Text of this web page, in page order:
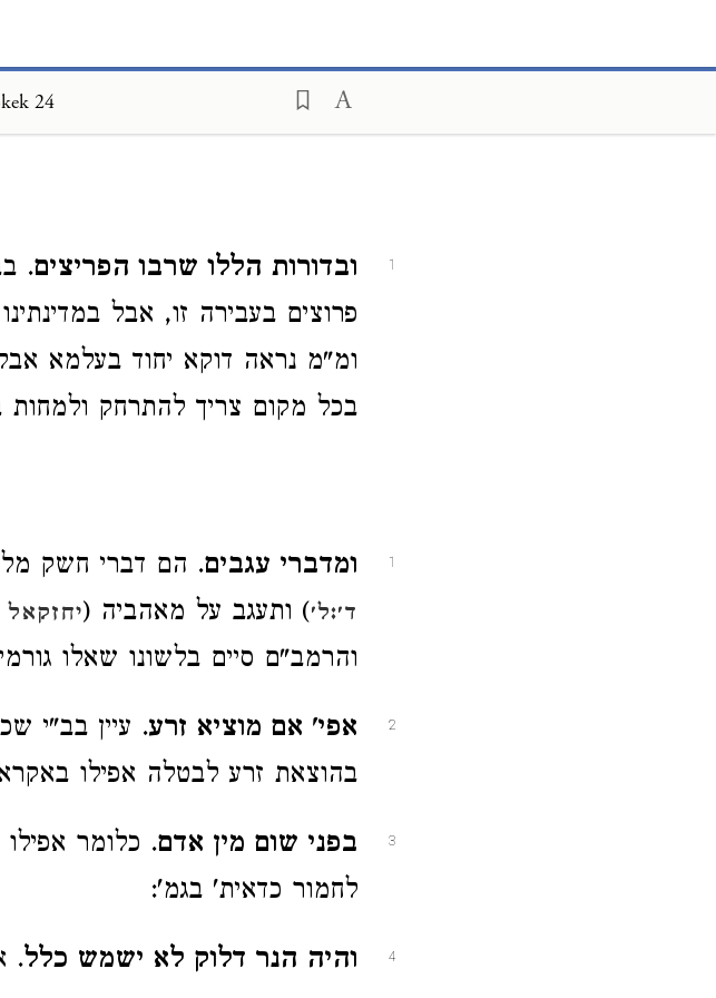
24
1 ובדורות הללו שרבו הפריצים.
פרוצים בעבירה זו, אבל
ומ"מ נראה דוקא יחוד בעלמא
בכל מקום צריך להתרחק ולמחות
1 ומדברי עגבים. הם דברי חשק
ד׳:ל׳) ותעגב על מאהביה (יחזקאל
והרמב"ם סיים בלשונו שאלו
2 אפי' אם מוציא זרע. עיין בב"י
בהוצאת זרע לבטלה אפילו
3 בפני שום מין אדם. כלומר
לחמור כדאית' בגמ':
4 והיה הנר דלוק לא ישמש כלל.